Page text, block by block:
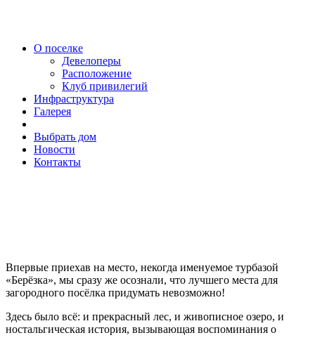
О поселке
Девелоперы
Расположение
Клуб привилегий
Инфраструктура
Галерея
Выбрать дом
Новости
Контакты
Впервые приехав на место, некогда именуемое турбазой
«Берёзка», мы сразу же осознали, что лучшего места для
загородного посёлка придумать невозможно!
Здесь было всё: и прекрасный лес, и живописное озеро, и
ностальгическая история, вызывающая воспоминания о